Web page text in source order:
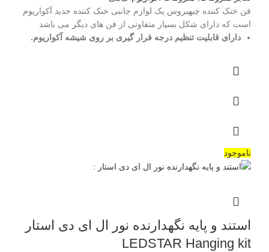
فن خنک کننده چیهیروس یک لوازم جانبی خنک کننده جدید آکواریوم
است که دارای شکل بسیار متفاوتی از فن های دیگر می باشد
دارای قابلیت تنظیم درجه قرار گیری بر روی شیشه آکواریوم.
ناموجود
استند و پایه نگهدارنده نور ال ای دی استار
LEDSTAR Hanging kit